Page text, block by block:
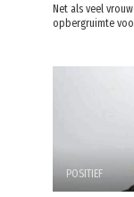
Net als veel
opbergruimte
POSITIEF